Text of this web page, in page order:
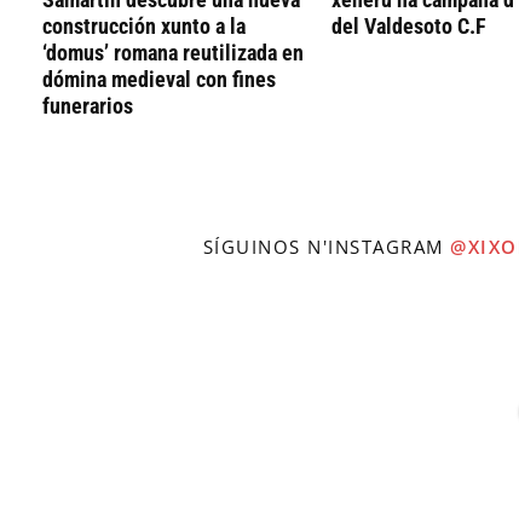
construcción xunto a la
‘domus’ romana reutilizada en
dómina medieval con fines
funerarios
del Valdesoto C.F
SÍGUINOS N'INSTAGRAM